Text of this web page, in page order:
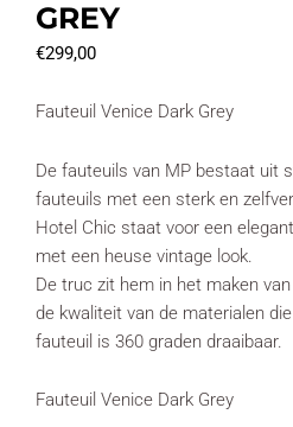
GREY
€299,00
Fauteuil Venice Dark Grey
De fauteuils van MP bestaat uit
fauteuils met een sterk en
Hotel Chic staat voor een
met een heuse vintage look.
De truc zit hem in het maken
de kwaliteit van de materialen
fauteuil is 360 graden draaibaar.
Fauteuil Venice Dark Grey